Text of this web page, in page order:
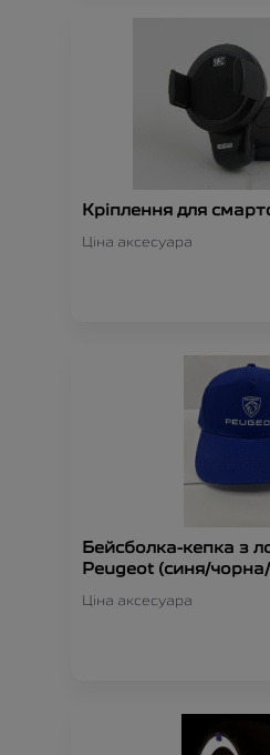
Кріплення для
Ціна аксесуара
Бейсболка-кепка з
Peugeot (синя/чорна/
Ціна аксесуара